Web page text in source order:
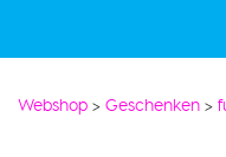
Webshop > Geschenken >